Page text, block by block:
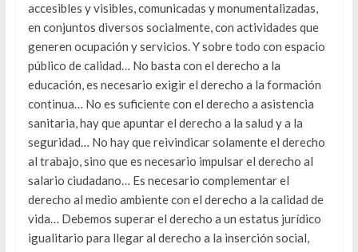
accesibles y visibles, comunicadas y monumentalizadas,
en conjuntos diversos socialmente, con actividades que
generen ocupación y servicios. Y sobre todo con espacio
público de calidad… No basta con el derecho a la
educación, es necesario exigir el derecho a la formación
continua… No es suficiente con el derecho a asistencia
sanitaria, hay que apuntar el derecho a la salud y a la
seguridad… No hay que reivindicar solamente el derecho
al trabajo, sino que es necesario impulsar el derecho al
salario ciudadano… Es necesario complementar el
derecho al medio ambiente con el derecho a la calidad de
vida… Debemos superar el derecho a un estatus jurídico
igualitario para llegar al derecho a la inserción social,